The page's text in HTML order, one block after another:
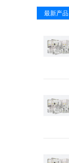
最新产品